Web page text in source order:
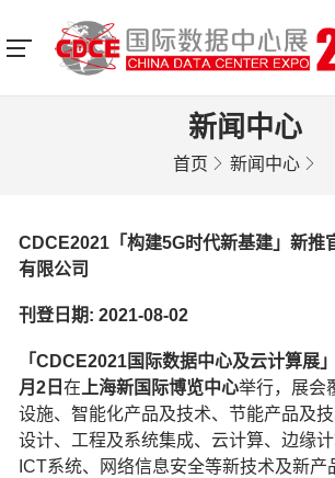
新闻中心
首页 新闻中心
CDCE2021「构建5G时代新基建」新推
有限公司
刊登日期: 2021-08-02
「CDCE2021国际数据中心及云计算展」
月2日 在上海新国际博览中心举行，展会
设施、智能化产品及技术、节能产品及技
设计、工程及系统集成、云计算、边缘计
ICT系统、网络信息安全等新技术及新产